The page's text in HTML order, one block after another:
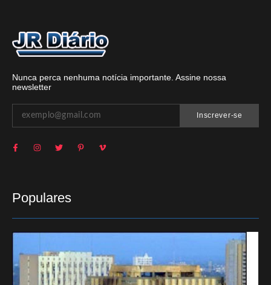
Nunca perca nenhuma notícia importante. Assine nossa
newsletter
Inscrever-se
Populares